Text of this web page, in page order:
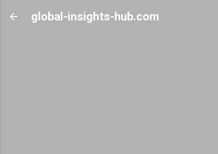
Skip to main content
global-insights-hub.com